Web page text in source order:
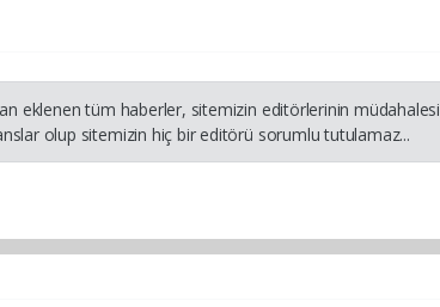
eklenen tüm haberler, sitemizin editörlerinin müdahalesi
olup sitemizin hiç bir editörü sorumlu tutulamaz...